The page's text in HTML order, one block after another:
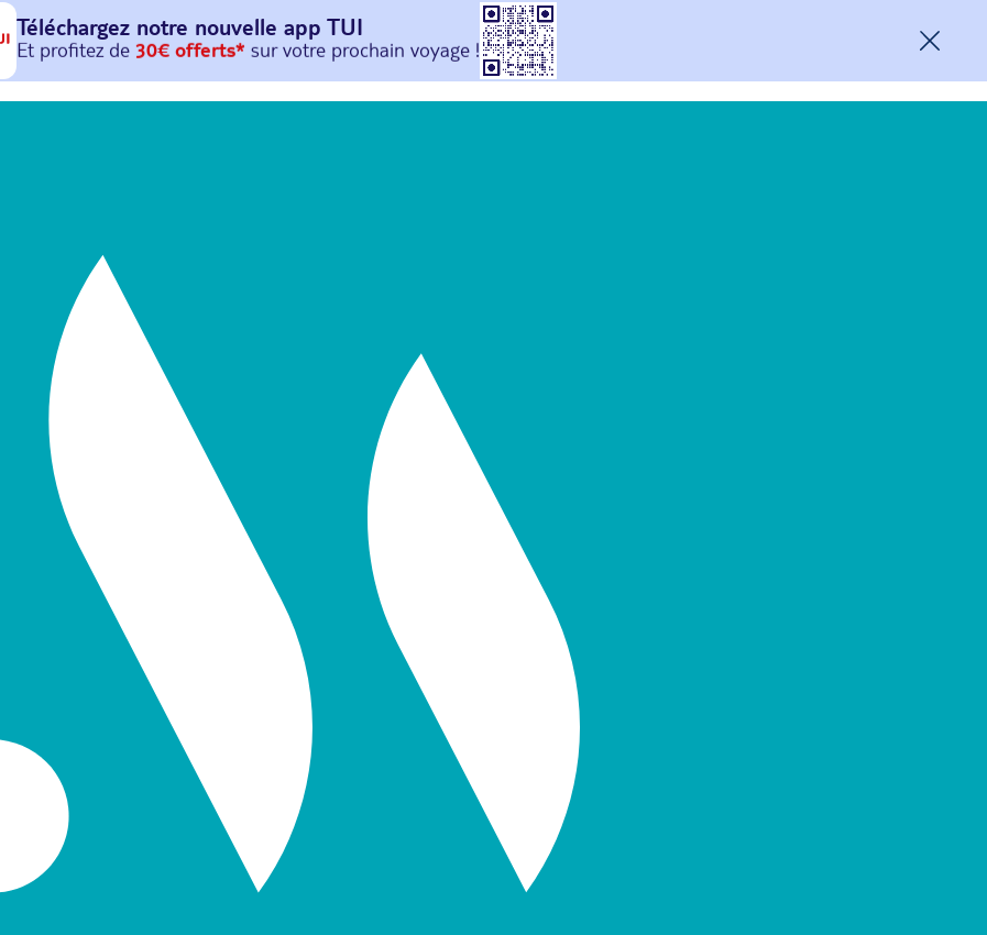
Téléchargez notre nouvelle app TUI
Et profitez de 30€ offerts*sur votreprochain
avec le code : HAPPYAPP